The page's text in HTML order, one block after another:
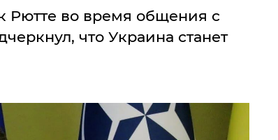
Рютте во время общения с
что Украина станет